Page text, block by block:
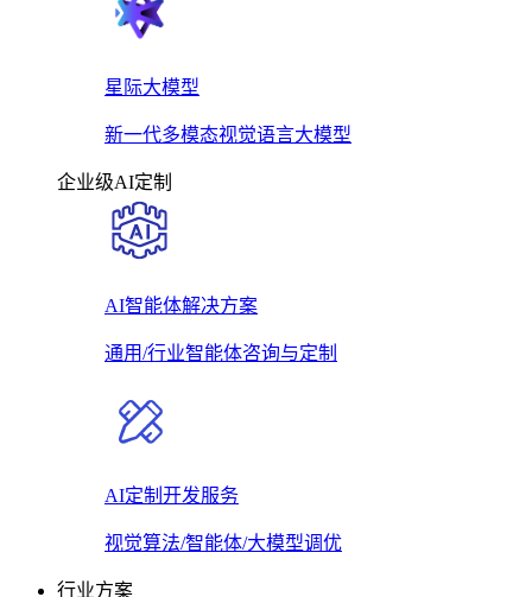
星际大模型
新一代多模态视觉语言大模型
企业级AI定制
AI智能体解决方案
通用/行业智能体咨询与定制
AI定制开发服务
视觉算法/智能体/大模型调优
行业方案